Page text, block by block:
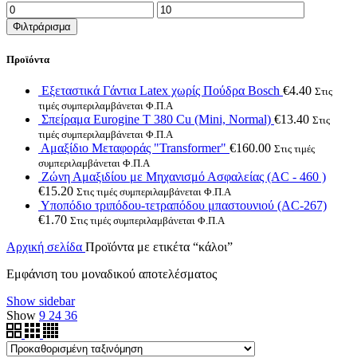
Ελάχιστη
τιμή
Μέγιστη
τιμή
Φιλτράρισμα
Προϊόντα
Εξεταστικά Γάντια Latex χωρίς Πούδρα Bosch €4.40 Στις
τιμές συμπεριλαμβάνεται Φ.Π.Α
Σπείραμα Eurogine Τ 380 Cu (Mini, Normal) €13.40 Στις
τιμές συμπεριλαμβάνεται Φ.Π.Α
Αμαξίδιο Μεταφοράς "Transformer" €160.00 Στις τιμές
συμπεριλαμβάνεται Φ.Π.Α
Ζώνη Αμαξιδίου με Μηχανισμό Ασφαλείας (AC - 460 )
€15.20 Στις τιμές συμπεριλαμβάνεται Φ.Π.Α
Υποπόδιο τριπόδου-τετραπόδου μπαστουνιού (AC-267)
€1.70 Στις τιμές συμπεριλαμβάνεται Φ.Π.Α
Αρχική σελίδα Προϊόντα με ετικέτα “κάλοι”
Εμφάνιση του μοναδικού αποτελέσματος
Show sidebar
Show 9 24 36